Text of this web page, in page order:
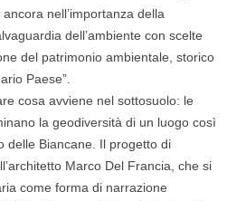
nell’importanza della
dell’ambiente con scelte
del patrimonio ambientale, storico
Paese”.
cosa avviene nel sottosuolo: le
la geodiversità di un luogo così
delle Biancane. Il progetto di
Marco Del Francia, che si
come forma di narrazione